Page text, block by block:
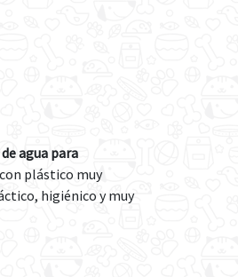
agua para
plástico muy
higiénico y muy